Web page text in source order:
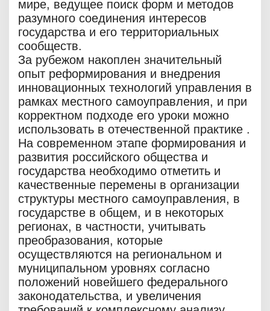
мире, ведущее поиск форм и методов
разумного соединения интересов
государства и его территориальных
сообществ.
За рубежом накоплен значительный
опыт реформирования и внедрения
инновационных технологий управления в
рамках местного самоуправления, и при
корректном подходе его уроки можно
использовать в отечественной практике .
На современном этапе формирования и
развития российского общества и
государства необходимо отметить и
качественные перемены в организации
структуры местного самоуправления, в
государстве в общем, и в некоторых
регионах, в частности, учитывать
преобразования, которые
осуществляются на региональном и
муниципальном уровнях согласно
положений новейшего федерального
законодательства, и увеличения